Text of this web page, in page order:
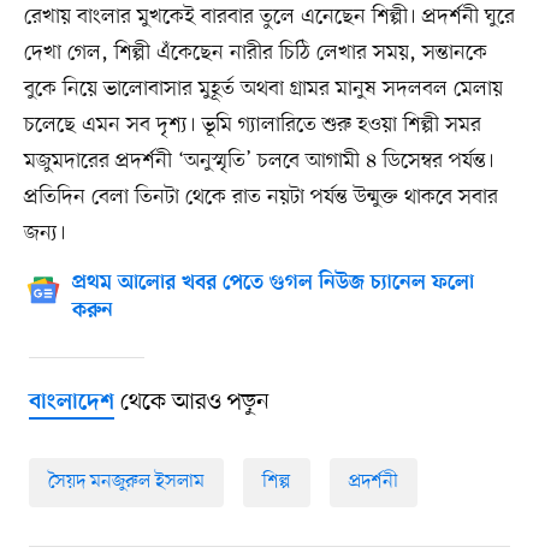
রেখায় বাংলার মুখকেই বারবার তুলে এনেছেন শিল্পী। প্রদর্শনী ঘুরে
দেখা গেল, শিল্পী এঁকেছেন নারীর চিঠি লেখার সময়, সন্তানকে
বুকে নিয়ে ভালোবাসার মুহূর্ত অথবা গ্রামর মানুষ সদলবল মেলায়
চলেছে এমন সব দৃশ্য। ভূমি গ্যালারিতে শুরু হওয়া শিল্পী সমর
মজুমদারের প্রদর্শনী ‘অনুস্মৃতি’ চলবে আগামী ৪ ডিসেম্বর পর্যন্ত।
প্রতিদিন বেলা তিনটা থেকে রাত নয়টা পর্যন্ত উন্মুক্ত থাকবে সবার
জন্য।
প্রথম আলোর খবর পেতে গুগল নিউজ চ্যানেল ফলো
করুন
বাংলাদেশথেকে আরও পড়ুন
সৈয়দ মনজুরুল ইসলাম শিল্প প্রদর্শনী